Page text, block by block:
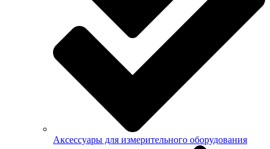
Аксессуары для измерительного оборудования